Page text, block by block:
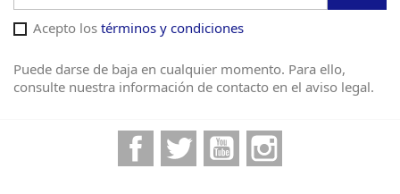
Acepto los términos y condiciones
Puede darse de baja en cualquier momento. Para ello,
consulte nuestra información de contacto en el aviso legal.
FacebookTwitter YouTube